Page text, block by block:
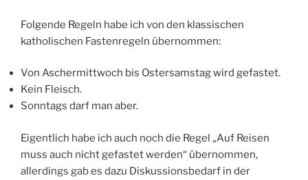
Folgende Regeln habe ich von den klassischen
katholischen Fastenregeln übernommen:
Von Aschermittwoch bis Ostersamstag wird gefastet.
Kein Fleisch.
Sonntags darf man aber.
Eigentlich habe ich auch noch die Regel „Auf Reisen
muss auch nicht gefastet werden“ übernommen,
allerdings gab es dazu Diskussionsbedarf in der